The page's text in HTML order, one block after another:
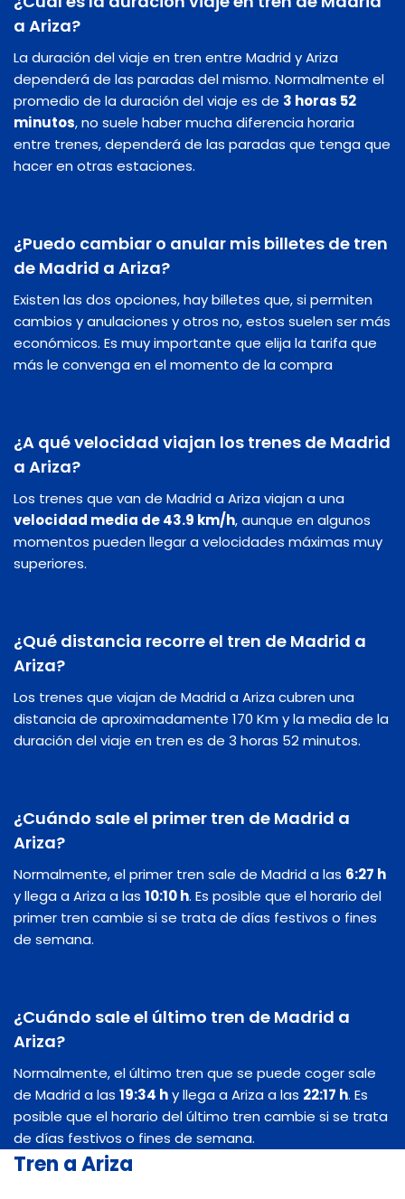
a Ariza?
La duración del viaje en tren entre Madrid y Ariza
dependerá de las paradas del mismo. Normalmente el
promedio de la duración del viaje es de 3 horas 52
minutos, no suele haber mucha diferencia horaria
entre trenes, dependerá de las paradas que tenga que
hacer en otras estaciones.
¿Puedo cambiar o anular mis billetes de tren
de Madrid a Ariza?
Existen las dos opciones, hay billetes que, si permiten
cambios y anulaciones y otros no, estos suelen ser más
económicos. Es muy importante que elija la tarifa que
más le convenga en el momento de la compra
¿A qué velocidad viajan los trenes de Madrid
a Ariza?
Los trenes que van de Madrid a Ariza viajan a una
velocidad media de 43.9 km/h, aunque en algunos
momentos pueden llegar a velocidades máximas muy
superiores.
¿Qué distancia recorre el tren de Madrid a
Ariza?
Los trenes que viajan de Madrid a Ariza cubren una
distancia de aproximadamente 170 Km y la media de la
duración del viaje en tren es de 3 horas 52 minutos.
¿Cuándo sale el primer tren de Madrid a
Ariza?
Normalmente, el primer tren sale de Madrid a las 6:27 h
y llega a Ariza a las 10:10 h. Es posible que el horario del
primer tren cambie si se trata de días festivos o fines
de semana.
¿Cuándo sale el último tren de Madrid a
Ariza?
Normalmente, el último tren que se puede coger sale
de Madrid a las 19:34 hy llega a Ariza a las 22:17 h. Es
posible que el horario del último tren cambie si se trata
de días festivos o fines de semana.
Tren a Ariza